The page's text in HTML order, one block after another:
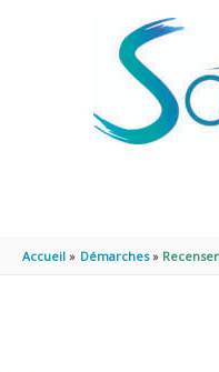
Accueil Démarches